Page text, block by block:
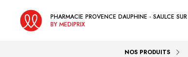
PHARMACIE PROVENCE DAUPHINE - SAULCE
BY MEDIPRIX
NOS PRODUITS